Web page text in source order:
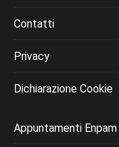
Contatti
Privacy
Dichiarazione Cookie
Appuntamenti Enpam